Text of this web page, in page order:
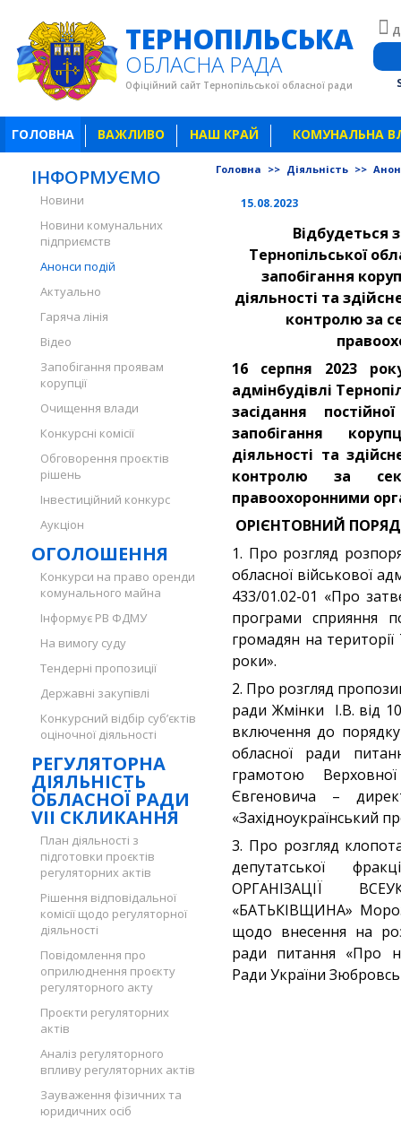
ТЕРНОПІЛЬСЬКА
ОБЛАСНА РАДА
Офіційний сайт Тернопільської обласної ради
ГОЛОВНА ВАЖЛИВО НАШ КРАЙ КОМУНАЛЬНА
ІНФОРМУЄМО
Новини
Новини комунальних
підприємств
Анонси подій
Актуально
Гаряча лінія
Відео
Запобігання проявам
корупції
Очищення влади
Конкурсні комісії
Обговорення проєктів
рішень
Інвестиційний конкурс
Аукціон
ОГОЛОШЕННЯ
Конкурси на право оренди
комунального майна
Інформує РВ ФДМУ
На вимогу суду
Тендерні пропозиції
Державні закупівлі
Конкурсний відбір суб’єктів
оціночної діяльності
РЕГУЛЯТОРНА
ДІЯЛЬНІСТЬ
ОБЛАСНОЇ РАДИ
VII СКЛИКАННЯ
План діяльності з
підготовки проєктів
регуляторних актів
Рішення відповідальної
комісії щодо регуляторної
діяльності
Повідомлення про
оприлюднення проєкту
регуляторного акту
Проєкти регуляторних
актів
Аналіз регуляторного
впливу регуляторних актів
Зауваження фізичних та
юридичних осіб
Головна >> Діяльність >>
15.08.2023
Відбудеться
Тернопільської
запобігання
діяльності та
контролю за
16 серпня 2023
адмінбудівлі
засідання
запобігання
діяльності та
контролю за
правоохоронними
ОРІЄНТОВНИЙ
1. Про розгляд
обласної військової
433/01.02-01 «Про
програми сприяння
громадян на території
роки».
2. Про розгляд
ради Жмінки І.В. від
включення до порядку
обласної ради
грамотою
Євгеновича –
«Західноукраїнський
3. Про розгляд
депутатської
ОРГАНІЗАЦІЇ
«БАТЬКІВЩИНА»
щодо внесення на
ради питання «Про
Ради України